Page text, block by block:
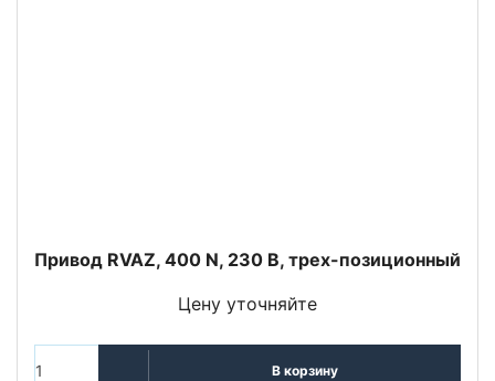
Привод RVAZ, 400 N, 230 В, трех-позиционный
Цену уточняйте
В корзину